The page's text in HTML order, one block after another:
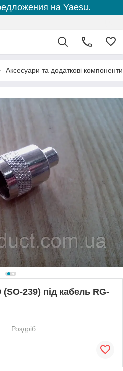
на Yaesu.
Аксесуари та додаткові компоненти
239) під кабель RG-
Роздріб